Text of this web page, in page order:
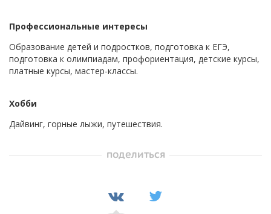
Профессиональные интересы
Образование детей и подростков, подготовка к ЕГЭ,
подготовка к олимпиадам, профориентация, детские курсы,
платные курсы, мастер-классы.
Хобби
Дайвинг, горные лыжи, путешествия.
поделиться